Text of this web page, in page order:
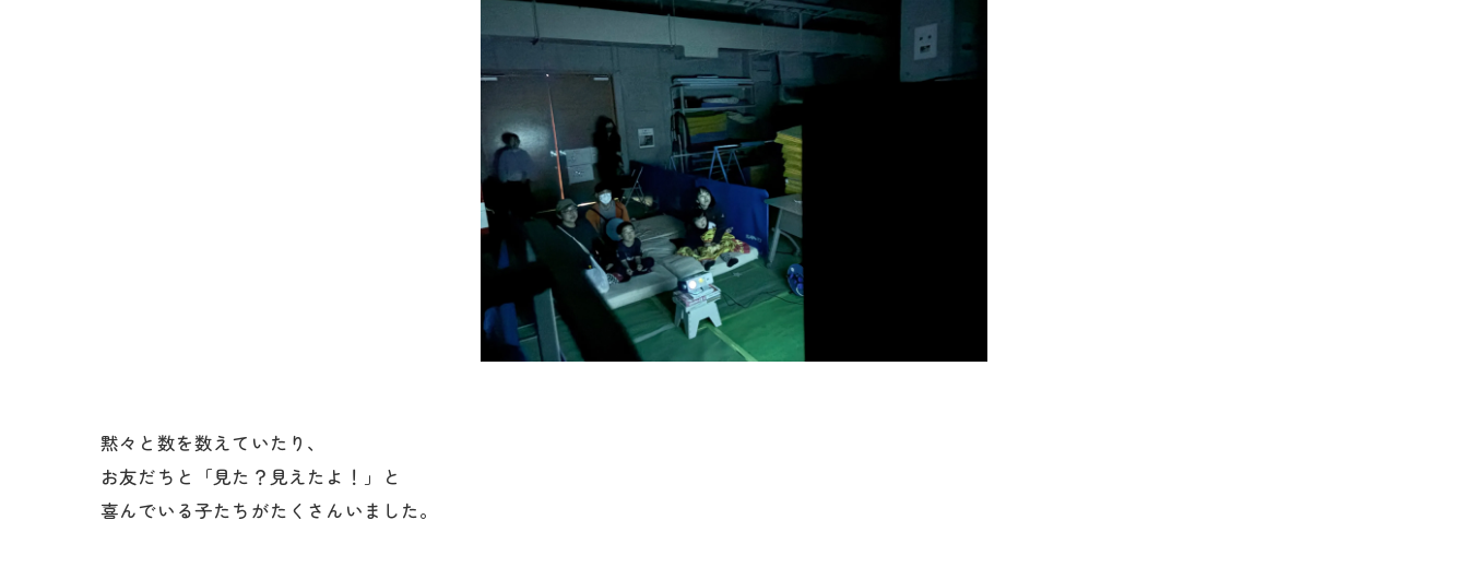
黙々と数を数えていたり、
お友だちと「見た？見えたよ！」と
喜んでいる子たちがたくさんいました。